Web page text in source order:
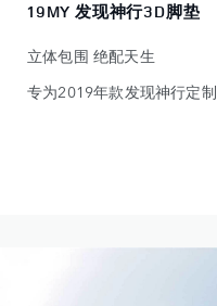
19MY 发现神行3D脚垫
立体包围 绝配天生
专为2019年款发现神行定制